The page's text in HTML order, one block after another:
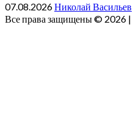
07.08.2026Николай Васильев
Все права защищены © 2026 |